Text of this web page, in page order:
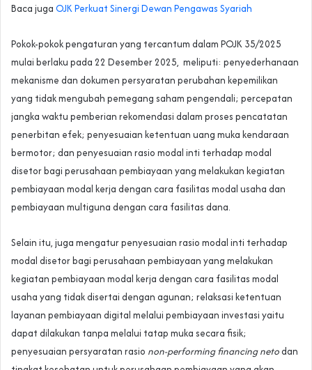
Baca juga OJK Perkuat Sinergi Dewan Pengawas Syariah
Pokok-pokok pengaturan yang tercantum dalam POJK 35/2025
mulai berlaku pada 22 Desember 2025, meliputi: penyederhanaan
mekanisme dan dokumen persyaratan perubahan kepemilikan
yang tidak mengubah pemegang saham pengendali; percepatan
jangka waktu pemberian rekomendasi dalam proses pencatatan
penerbitan efek; penyesuaian ketentuan uang muka kendaraan
bermotor; dan penyesuaian rasio modal inti terhadap modal
disetor bagi perusahaan pembiayaan yang melakukan kegiatan
pembiayaan modal kerja dengan cara fasilitas modal usaha dan
pembiayaan multiguna dengan cara fasilitas dana.
Selain itu, juga mengatur penyesuaian rasio modal inti terhadap
modal disetor bagi perusahaan pembiayaan yang melakukan
kegiatan pembiayaan modal kerja dengan cara fasilitas modal
usaha yang tidak disertai dengan agunan; relaksasi ketentuan
layanan pembiayaan digital melalui pembiayaan investasi yaitu
dapat dilakukan tanpa melalui tatap muka secara fisik;
penyesuaian persyaratan rasio non-performing financing netodan